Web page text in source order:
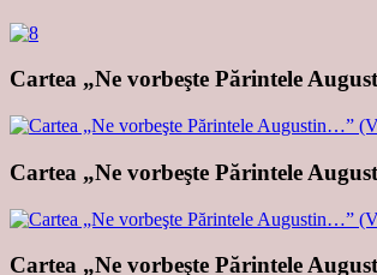
Cartea „Ne vorbeşte Părintele
Cartea „Ne vorbeşte Părintele
Cartea „Ne vorbeşte Părintele